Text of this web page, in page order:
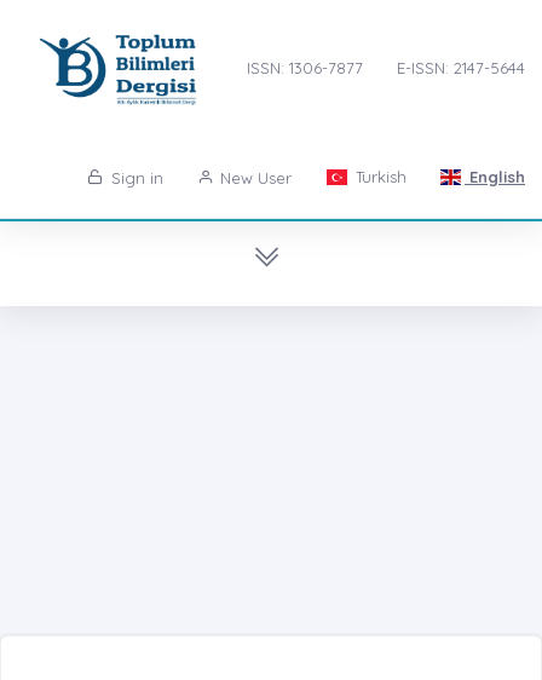
ISSN: 1306-7877 E-ISSN: 2147-5644
Sign in New User Turkish English